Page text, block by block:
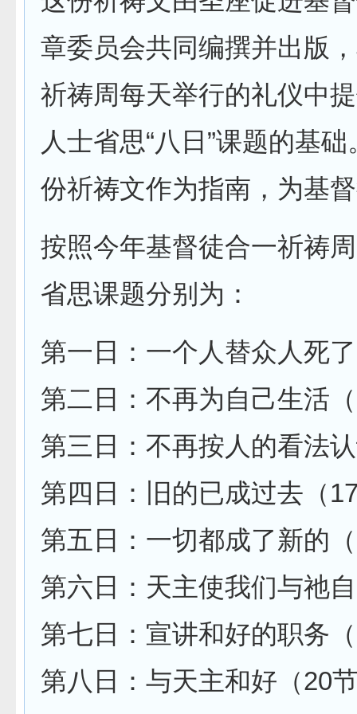
章委员会共同编撰并出版
祈祷周每天举行的礼仪中
人士省思“八日”课题的基
份祈祷文作为指南，为基
按照今年基督徒合一祈祷
省思课题分别为：
第一日：一个人替众人死
第二日：不再为自己生活
第三日：不再按人的看法
第四日：旧的已成过去（
第五日：一切都成了新的
第六日：天主使我们与祂
第七日：宣讲和好的职务
第八日：与天主和好（20